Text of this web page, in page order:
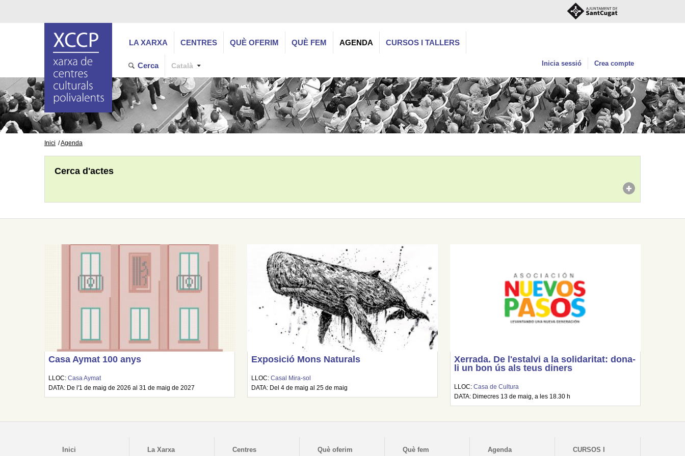
LA XARXA CENTRES QUÈ OFERIM QUÈ FEM AGENDA CURSOS I TALLERS
Cerca Català Inicia sessió Crea compte
Inici Agenda
Cerca d'actes
Casa Aymat 100 anys
LLOC:Casa Aymat
DATA: De l'1 de maig de 2026 al 31 de maig de 2027
Exposició Mons Naturals
LLOC:Casal Mira-sol
DATA: Del 4 de maig al 25 de maig
Xerrada. De l'estalvi a la solidaritat: dona-
li un bon ús als teus diners
LLOC:Casa de Cultura
DATA: Dimecres 13 de maig, a les 18.30 h
Inici La Xarxa Centres Què oferim Què fem Agenda
CURSOS I